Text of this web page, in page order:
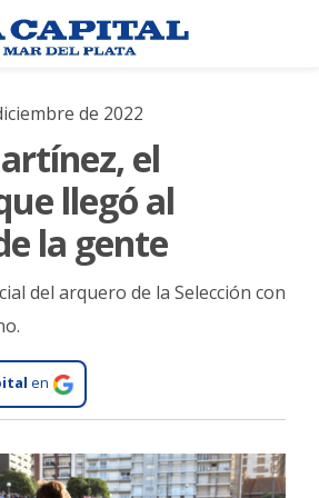
de 2022
el
llegó al
la gente
del arquero de la Selección con
en